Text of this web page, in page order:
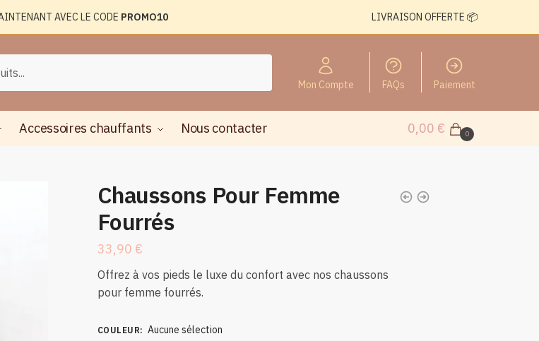
AVEC LE CODE PROMO10 LIVRAISON OFFERTE 📦
Mon Compte FAQs Paiement
Accessoires chauffants Nous contacter 0,00 € 0
Chaussons Pour Femme
Fourrés
33,90 €
Offrez à vos pieds le luxe du confort avec nos chaussons
pour femme fourrés.
COULEUR: Aucune sélection